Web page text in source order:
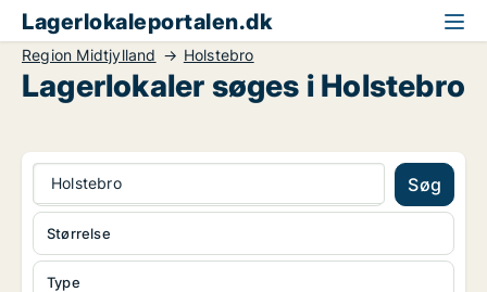
Lagerlokaleportalen.dk
Region Midtjylland Holstebro
Lagerlokaler søges i Holstebro
Holstebro Søg
Type
Størrelse